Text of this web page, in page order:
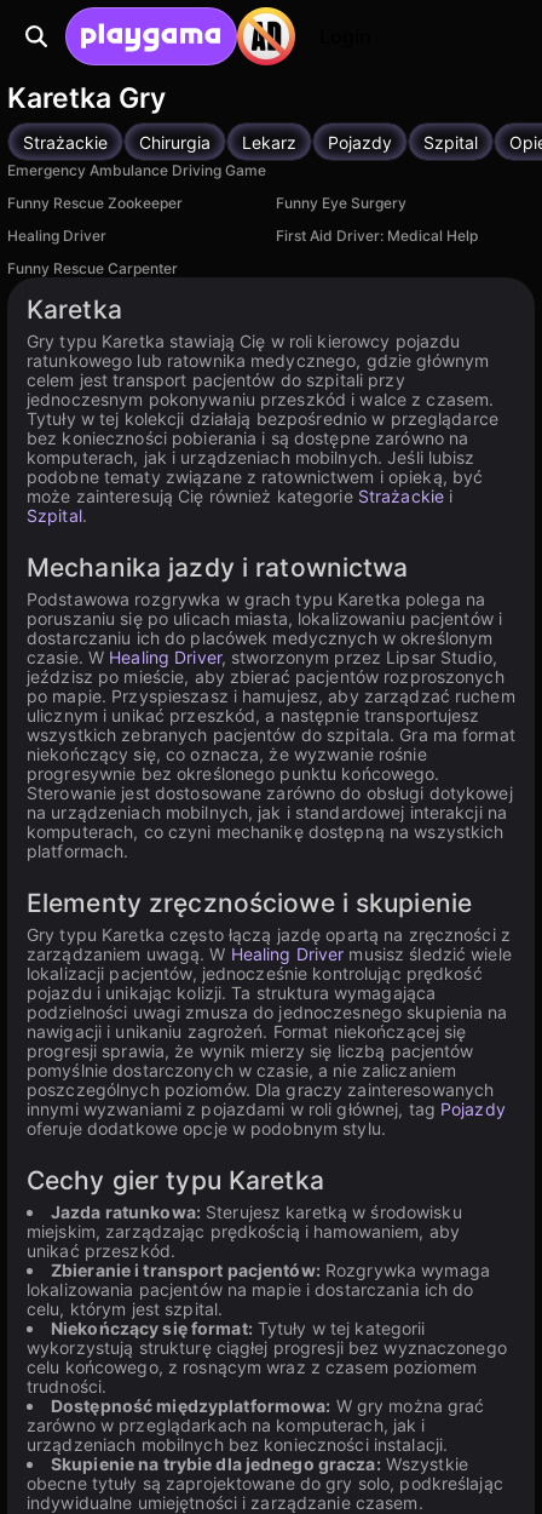
Karetka Gry
Strażackie Chirurgia Lekarz Pojazdy Szpital
Emergency Ambulance Driving Game
Funny Rescue Zookeeper
Funny Eye Surgery
Healing Driver
First Aid Driver: Medical Help
Funny Rescue Carpenter
Karetka
Gry typu Karetka stawiają Cię w roli kierowcy pojazdu
ratunkowego lub ratownika medycznego, gdzie głównym
celem jest transport pacjentów do szpitali przy
jednoczesnym pokonywaniu przeszkód i walce z czasem.
Tytuły w tej kolekcji działają bezpośrednio w przeglądarce
bez konieczności pobierania i są dostępne zarówno na
komputerach, jak i urządzeniach mobilnych. Jeśli lubisz
podobne tematy związane z ratownictwem i opieką, być
może zainteresują Cię również kategorie Strażackie i
Szpital.
Mechanika jazdy i ratownictwa
Podstawowa rozgrywka w grach typu Karetka polega na
poruszaniu się po ulicach miasta, lokalizowaniu pacjentów i
dostarczaniu ich do placówek medycznych w określonym
czasie. W Healing Driver, stworzonym przez Lipsar Studio,
jeździsz po mieście, aby zbierać pacjentów rozproszonych
po mapie. Przyspieszasz i hamujesz, aby zarządzać ruchem
ulicznym i unikać przeszkód, a następnie transportujesz
wszystkich zebranych pacjentów do szpitala. Gra ma format
niekończący się, co oznacza, że wyzwanie rośnie
progresywnie bez określonego punktu końcowego.
Sterowanie jest dostosowane zarówno do obsługi dotykowej
na urządzeniach mobilnych, jak i standardowej interakcji na
komputerach, co czyni mechanikę dostępną na wszystkich
platformach.
Elementy zręcznościowe i skupienie
Gry typu Karetka często łączą jazdę opartą na zręczności z
zarządzaniem uwagą. W Healing Driver musisz śledzić wiele
lokalizacji pacjentów, jednocześnie kontrolując prędkość
pojazdu i unikając kolizji. Ta struktura wymagająca
podzielności uwagi zmusza do jednoczesnego skupienia na
nawigacji i unikaniu zagrożeń. Format niekończącej się
progresji sprawia, że wynik mierzy się liczbą pacjentów
pomyślnie dostarczonych w czasie, a nie zaliczaniem
poszczególnych poziomów. Dla graczy zainteresowanych
innymi wyzwaniami z pojazdami w roli głównej, tag Pojazdy
oferuje dodatkowe opcje w podobnym stylu.
Cechy gier typu Karetka
Jazda ratunkowa: Sterujesz karetką w środowisku
miejskim, zarządzając prędkością i hamowaniem, aby
unikać przeszkód.
Zbieranie i transport pacjentów: Rozgrywka wymaga
lokalizowania pacjentów na mapie i dostarczania ich do
celu, którym jest szpital.
Niekończący się format: Tytuły w tej kategorii
wykorzystują strukturę ciągłej progresji bez wyznaczonego
celu końcowego, z rosnącym wraz z czasem poziomem
trudności.
Dostępność międzyplatformowa: W gry można grać
zarówno w przeglądarkach na komputerach, jak i
urządzeniach mobilnych bez konieczności instalacji.
Skupienie na trybie dla jednego gracza: Wszystkie
obecne tytuły są zaprojektowane do gry solo, podkreślając
indywidualne umiejętności i zarządzanie czasem.